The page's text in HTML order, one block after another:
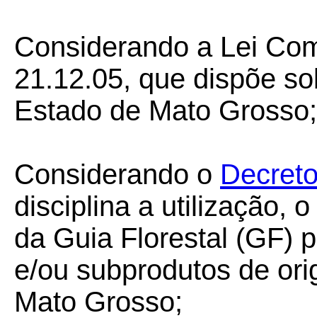
Considerando a Lei
21.12.05, que dispõe
Estado de Mato Grosso;
Considerando o
disciplina a utilização,
da Guia Florestal (GF)
e/ou subprodutos de
Mato Grosso;